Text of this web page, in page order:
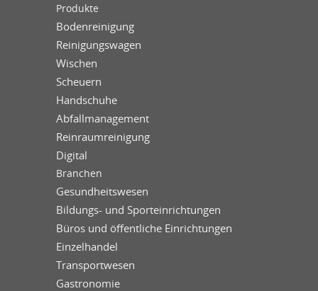
Produkte
Bodenreinigung
Reinigungswagen
Wischen
Scheuern
Handschuhe
Abfallmanagement
Reinraumreinigung
Digital
Branchen
Gesundheitswesen
Bildungs- und Sporteinrichtungen
Büros und öffentliche Einrichtungen
Einzelhandel
Transportwesen
Gastronomie